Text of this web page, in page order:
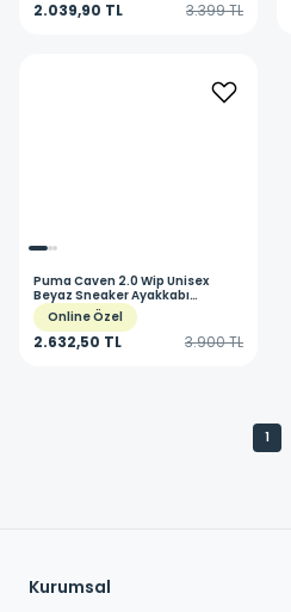
2.039,90 TL 3.399 TL
PumaCaven 2.0 Wip Unisex
Beyaz Sneaker Ayakkabı
39233202
Online Özel
2.632,50 TL 3.900 TL
1
Kurumsal